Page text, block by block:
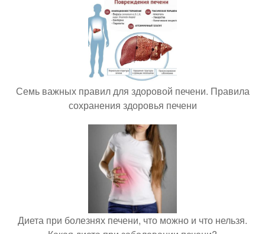
Семь важных правил для здоровой печени. Правила
сохранения здоровья печени
Диета при болезнях печени, что можно и что нельзя.